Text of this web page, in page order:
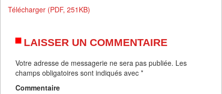
Télécharger (PDF, 251KB)
LAISSER UN COMMENTAIRE
Votre adresse de messagerie ne sera pas publiée. Les
champs obligatoires sont indiqués avec *
Commentaire